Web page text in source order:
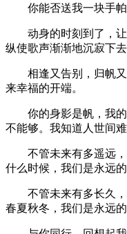
你能否送我一块手帕
动身的时刻到了，让
纵使歌声渐渐地沉寂下
相逢又告别，归帆又
来幸福的开端。
你的身影是帆，我的
不能够。我知道人世间
不管未来有多遥远，
什么时候，我们是永远
不管未来有多长久，
春夏秋冬，我们是永远